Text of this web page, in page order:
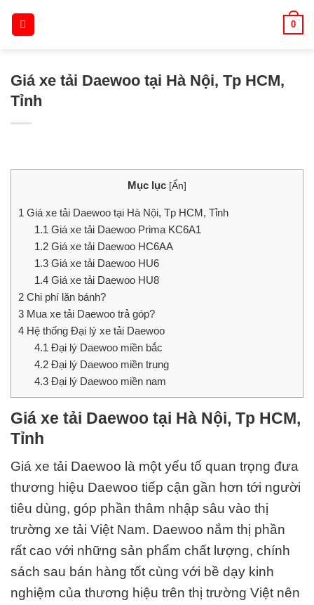
0
Giá xe tải Daewoo tại Hà Nội, Tp HCM,
Tỉnh
Mục lục [Ẩn]
1 Giá xe tải Daewoo tại Hà Nội, Tp HCM, Tỉnh
1.1 Giá xe tải Daewoo Prima KC6A1
1.2Giá xe tải Daewoo HC6AA
1.3Giá xe tải Daewoo HU6
1.4Giá xe tải Daewoo HU8
2 Chi phí lăn bánh?
3 Mua xe tải Daewoo trả góp?
4 Hệ thống Đại lý xe tải Daewoo
4.1 Đại lý Daewoo miền bắc
4.2Đại lý Daewoo miền trung
4.3Đại lý Daewoo miền nam
Giá xe tải Daewoo tại Hà Nội, Tp HCM,
Tỉnh
Giá xe tải Daewoo là một yếu tố quan trọng đưa
thương hiệu Daewoo tiếp cận gần hơn tới người
tiêu dùng, góp phần thâm nhập sâu vào thị
trường xe tải Việt Nam. Daewoo nắm thị phần
rất cao với những sản phẩm chất lượng, chính
sách sau bán hàng tốt cùng với bề dạy kinh
nghiệm của thương hiệu trên thị trường Việt nên